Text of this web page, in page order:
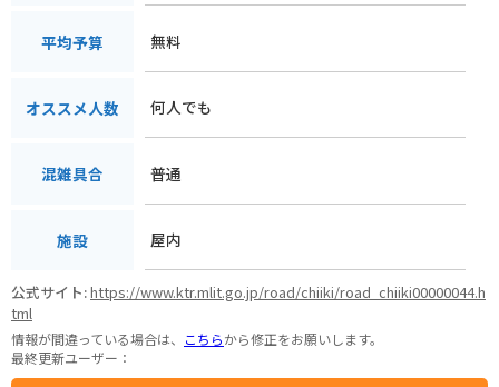
平均予算 無料
オススメ人数 何人でも
混雑具合 普通
施設 屋内
公式サイト:https://www.ktr.mlit.go.jp/road/chiiki/road_chiiki00000044.h
tml
情報が間違っている場合は、 こちらから修正をお願いします。
最終更新ユーザー：